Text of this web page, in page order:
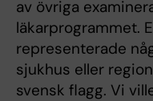
av övriga
läkarprogrammet.
representerade
sjukhus eller
svensk flagg. Vi